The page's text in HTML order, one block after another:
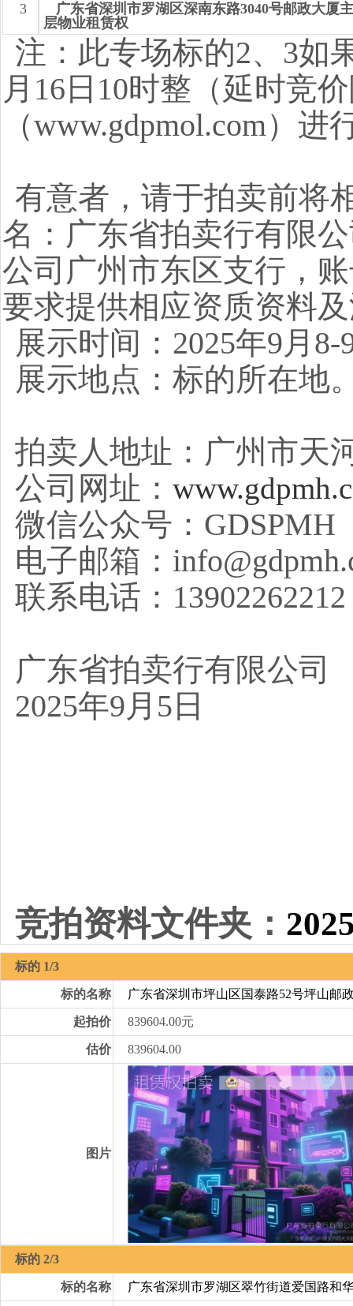
3
广东省深圳市罗湖区深南东路3040号邮政大厦
层物业租赁权
注：此专场标的2、3如
月16日10时整（延时竞
（www.gdpmol.com）
有意者，请于拍卖前将
名：广东省拍卖行有限
公司广州市东区支行，账
要求提供相应资质资料
展示时间：2025年9月
展示地点：标的所在地
拍卖人地址：广州市天
公司网址：
微信公众号：GDSPMH
电子邮箱：
联系电话：
广东省拍卖行有限公司
2025年9月5日
竞拍资料文件夹：
标的 1/3
标的名称 广东省深圳市坪山区国泰路52号坪山邮
起拍价 839604.00元
估价 839604.00
图片
标的 2/3
标的名称 广东省深圳市罗湖区翠竹街道爱国路和